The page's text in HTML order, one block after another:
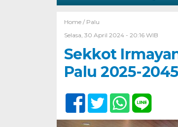
Home / Palu
Selasa, 30 April 2024 - 20:16 WIB
Sekkot
Palu 2025-2045